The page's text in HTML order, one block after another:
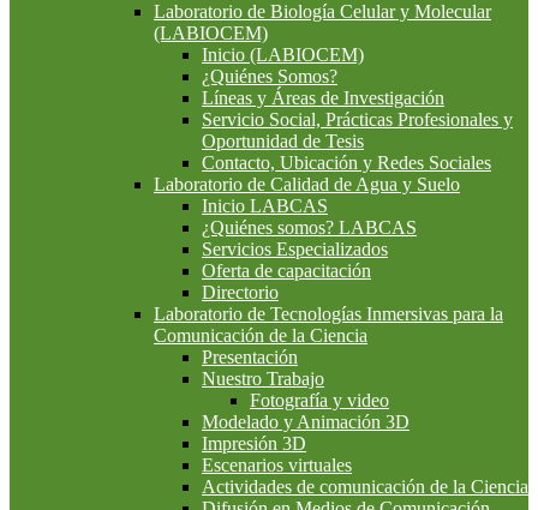
Laboratorio de Biología Celular y Molecular
(LABIOCEM)
Inicio (LABIOCEM)
¿Quiénes Somos?
Líneas y Áreas de Investigación
Servicio Social, Prácticas Profesionales y
Oportunidad de Tesis
Contacto, Ubicación y Redes Sociales
Laboratorio de Calidad de Agua y Suelo
Inicio LABCAS
¿Quiénes somos? LABCAS
Servicios Especializados
Oferta de capacitación
Directorio
Laboratorio de Tecnologías Inmersivas para la
Comunicación de la Ciencia
Presentación
Nuestro Trabajo
Fotografía y video
Modelado y Animación 3D
Impresión 3D
Escenarios virtuales
Actividades de comunicación de la Ciencia